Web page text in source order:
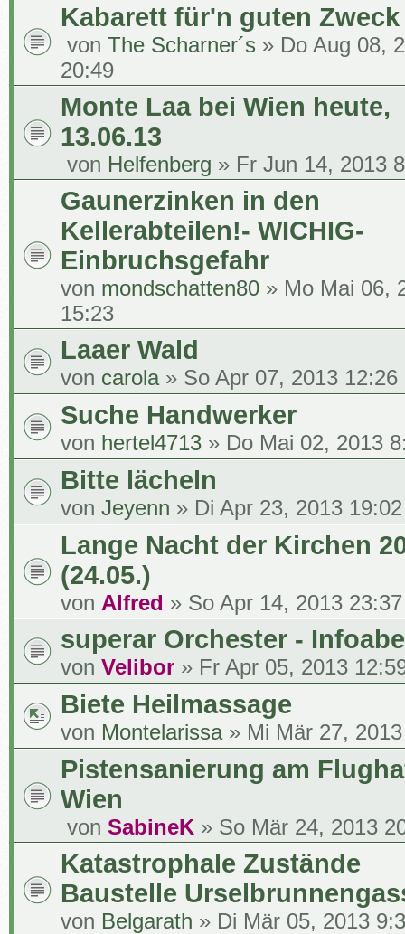
Kabarett für'n guten Zweck
von The Scharner´s » Do Aug 08,
20:49
Monte Laa bei Wien heute,
13.06.13
von Helfenberg » Fr Jun 14, 2013
Gaunerzinken in den
Kellerabteilen!- WICHIG-
Einbruchsgefahr
von mondschatten80 » Mo Mai 06,
15:23
Laaer Wald
von carola» So Apr 07, 2013 12:26
Suche Handwerker
von hertel4713 » Do Mai 02, 2013
Bitte lächeln
von Jeyenn » Di Apr 23, 2013 19:02
Lange Nacht der Kirchen
(24.05.)
von Alfred » So Apr 14, 2013 23:37
superar Orchester -
von Velibor » Fr Apr 05, 2013
Biete Heilmassage
von Montelarissa» Mi Mär 27,
Pistensanierung am
Wien
von SabineK » So Mär 24, 2013
Katastrophale Zustände
Baustelle
von Belgarath » Di Mär 05, 2013